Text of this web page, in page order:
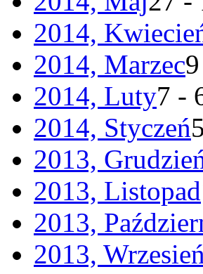
2014,
2014, Marzec
2014, Luty7 -
2014, Styczeń
2013,
2013, Listopad
2013,
2013, Wrzesień